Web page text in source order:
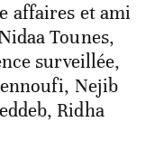
affaires et ami
Tounes,
surveillée,
Nejib
Ridha